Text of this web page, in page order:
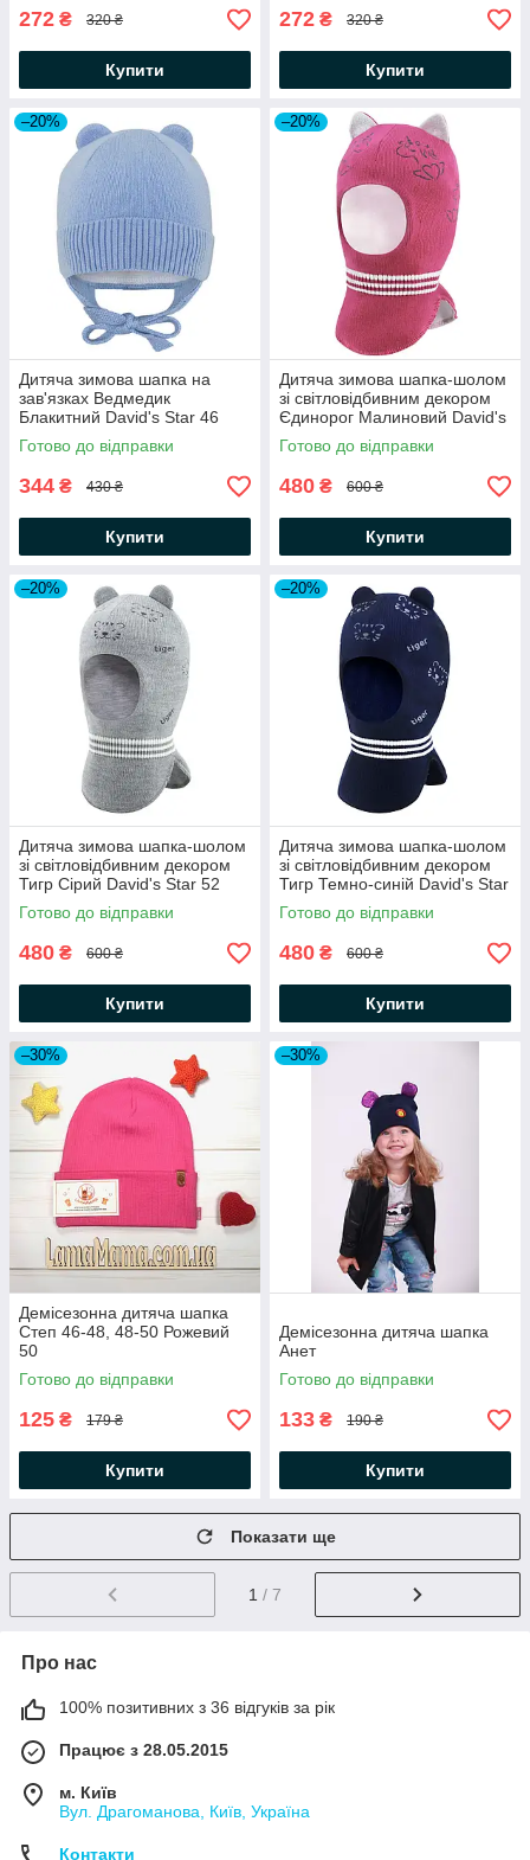
272 ₴ 320 ₴
Купити
272 ₴ 320 ₴
Купити
–20%
Дитяча зимова шапка на
зав'язках Ведмедик
Блакитний David's Star 46
Готово до відправки
344 ₴ 430 ₴
Купити
–20%
Дитяча зимова шапка-шолом
зі світловідбивним декором
Єдинорог Малиновий David's
Star
Готово до відправки
480 ₴ 600 ₴
Купити
–20%
Дитяча зимова шапка-шолом
зі світловідбивним декором
Тигр Сірий David's Star 52
Готово до відправки
480 ₴ 600 ₴
Купити
–20%
Дитяча зимова шапка-шолом
зі світловідбивним декором
Тигр Темно-синій David's Star
Готово до відправки
480 ₴ 600 ₴
Купити
–30%
Демісезонна дитяча шапка
Степ 46-48, 48-50 Рожевий
50
Готово до відправки
125 ₴ 179 ₴
Купити
–30%
Демісезонна дитяча шапка
Анет
Готово до відправки
133 ₴ 190 ₴
Купити
Показати ще
1 / 7
Про нас
100% позитивних з 36 відгуків за рік
Працює з 28.05.2015
м. Київ
Вул. Драгоманова, Київ, Україна
Контакти